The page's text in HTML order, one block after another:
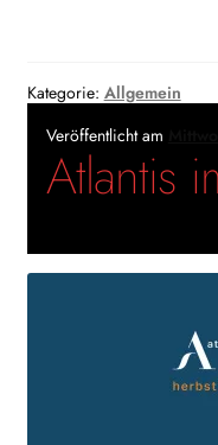
Kategorie: Allgemein
Veröffentlicht am
Atlantis